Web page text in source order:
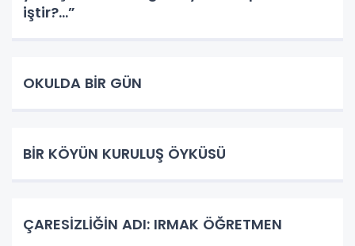
iştir?...”
OKULDA BİR GÜN
BİR KÖYÜN KURULUŞ ÖYKÜSÜ
ÇARESİZLİĞİN ADI: IRMAK ÖĞRETMEN